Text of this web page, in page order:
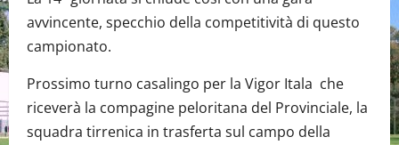
avvincente, specchio della competitività di questo
campionato.
Prossimo turno casalingo per la Vigor Itala che
riceverà la compagine peloritana del Provinciale, la
squadra tirrenica in trasferta sul campo della